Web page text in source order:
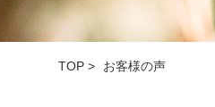
TOP > お客様の声